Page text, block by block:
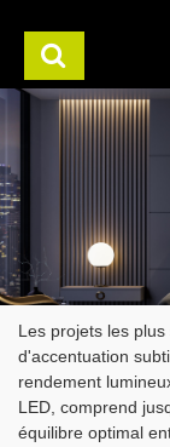
Les projets les
d'accentuation
rendement
LED, comprend
équilibre optimal